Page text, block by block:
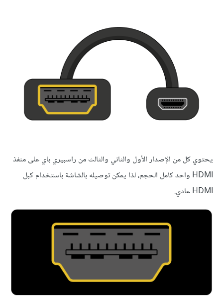
يحتوي كل من الإصدار الأول والثاني والثالث من راسبيري باي على منفذ
HDMI واحد كامل الحجم، لذا يمكن توصيله بالشاشة باستخدام كبل
HDMI عادي.